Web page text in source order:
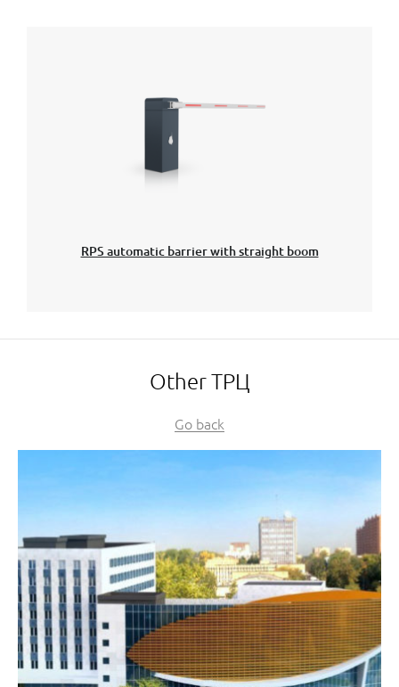
RPS automatic barrier with straight boom
Other ТРЦ
Go back